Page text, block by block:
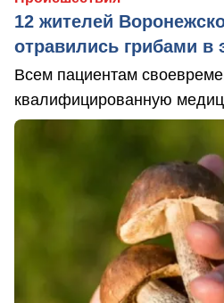
12 жителей
отравились грибами в
Всем пациентам
квалифицированную